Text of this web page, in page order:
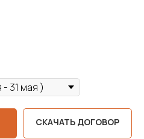
СКАЧАТЬ ДОГОВОР